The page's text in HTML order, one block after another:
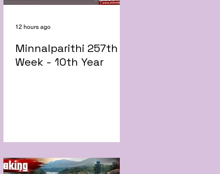
Minnalparithi 257th
Week - 10th Year
12 hours ago